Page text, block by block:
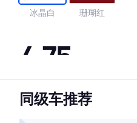
冰晶白 珊瑚红
4.75
·外观表现较为优秀，优于59%
同级车推荐